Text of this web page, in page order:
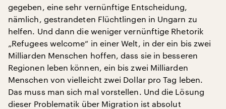
gegeben, eine sehr vernünftige Entscheidung,
nämlich, gestrandeten Flüchtlingen in Ungarn zu
helfen. Und dann die weniger vernünftige Rhetorik
„Refugees welcome“ in einer Welt, in der ein bis zwei
Milliarden Menschen hoffen, dass sie in besseren
Regionen leben können, ein bis zwei Milliarden
Menschen von vielleicht zwei Dollar pro Tag leben.
Das muss man sich mal vorstellen. Und die Lösung
dieser Problematik über Migration ist absolut